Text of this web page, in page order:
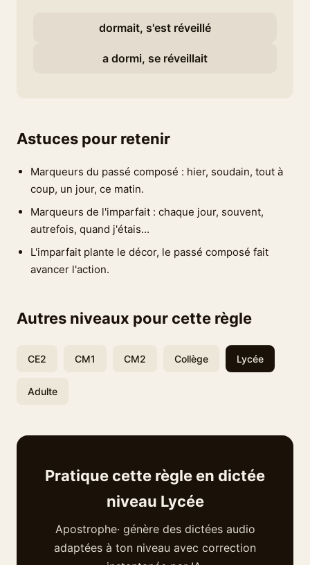
dormait, s'est réveillé
a dormi, se réveillait
Astuces pour retenir
Marqueurs du passé composé : hier, soudain, tout à
coup, un jour, ce matin.
Marqueurs de l'imparfait : chaque jour, souvent,
autrefois, quand j'étais...
L'imparfait plante le décor, le passé composé fait
avancer l'action.
Autres niveaux pour cette règle
CE2 CM1 CM2 Collège Lycée
Adulte
Pratique cette règle en dictée
niveau Lycée
Apostrophe· génère des dictées audio
adaptées à ton niveau avec correction